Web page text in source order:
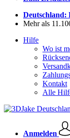
Deutschland:
Mehr als
Hilfe
Wo ist
Kontakt
Alle
Anmelden